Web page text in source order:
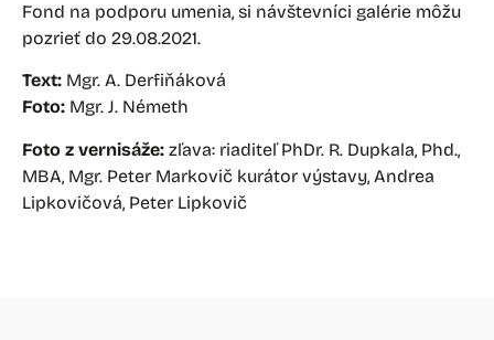
Fond na podporu umenia, si návštevníci galérie môžu
pozrieť do 29.08.2021.
Text: Mgr. A. Derfiňáková
Foto: Mgr. J. Németh
Foto z vernisáže: zľava: riaditeľ PhDr. R. Dupkala, Phd.,
MBA, Mgr. Peter Markovič kurátor výstavy, Andrea
Lipkovičová, Peter Lipkovič